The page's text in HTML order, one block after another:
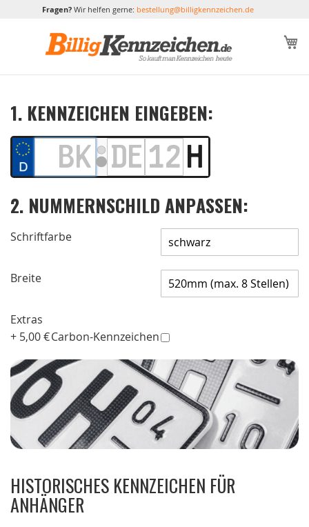
Fragen?Wir helfen gerne: bestellung@billigkennzeichen.de
1. KENNZEICHEN EINGEBEN:
2. NUMMERNSCHILD ANPASSEN:
Schriftfarbe
Breite
Extras
+ 5,00 €Carbon-Kennzeichen
HISTORISCHES KENNZEICHEN FÜR
ANHÄNGER